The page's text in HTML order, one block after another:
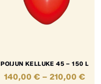
POIJUN KELLUKE 45 – 150 L
140,00€ – 210,00€